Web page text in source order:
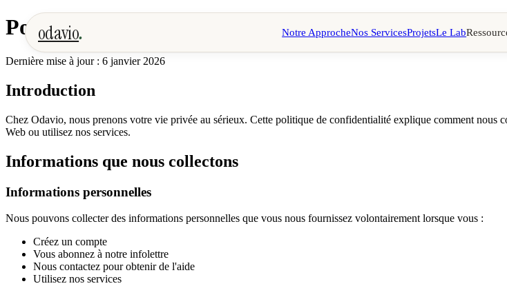
odavio. Notre ApprocheNos ServicesProjetsLe Lab
Politique de confidentialité
Dernière mise à jour : 6 janvier 2026
Introduction
Chez Odavio, nous prenons votre vie privée au sérieux. Cette politique de confidentialité explique comment
Web ou utilisez nos services.
Informations que nous collectons
Informations personnelles
Nous pouvons collecter des informations personnelles que vous nous fournissez volontairement lorsque vous :
Créez un compte
Vous abonnez à notre infolettre
Nous contactez pour obtenir de l'aide
Utilisez nos services